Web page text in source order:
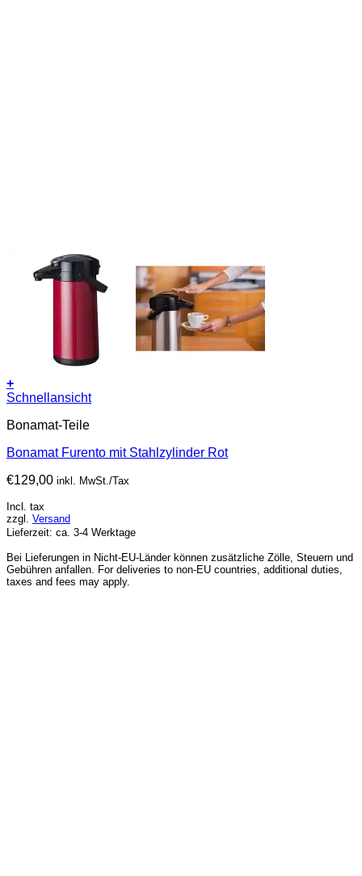
+
Schnellansicht
Bonamat-Teile
Bonamat Furento mit Stahlzylinder Rot
€129,00 inkl. MwSt./Tax
Incl. tax
zzgl. Versand
Lieferzeit: ca. 3-4 Werktage
Bei Lieferungen in Nicht-EU-Länder können zusätzliche Zölle, Steuern und
Gebühren anfallen. For deliveries to non-EU countries, additional duties,
taxes and fees may apply.